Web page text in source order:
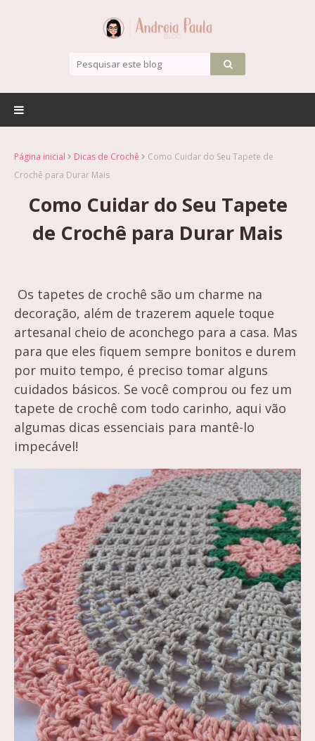
Página inicial Dicas de Crochê
Como Cuidar do Seu Tapete de
Crochê para Durar Mais
Como Cuidar do Seu Tapete
de Crochê para Durar Mais
Os tapetes de crochê são um charme na
decoração, além de trazerem aquele toque
artesanal cheio de aconchego para a casa. Mas
para que eles fiquem sempre bonitos e durem
por muito tempo, é preciso tomar alguns
cuidados básicos. Se você comprou ou fez um
tapete de crochê com todo carinho, aqui vão
algumas dicas essenciais para mantê-lo
impecável!